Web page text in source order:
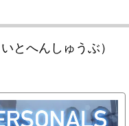
とへんしゅうぶ）